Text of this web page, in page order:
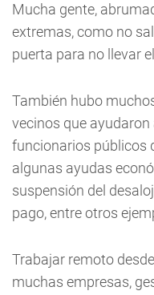
Mucha gente,
extremas, como no
puerta para no llevar
También hubo
vecinos que
funcionarios públicos
algunas ayudas
suspensión del
pago, entre otros
Trabajar remoto
muchas empresas,